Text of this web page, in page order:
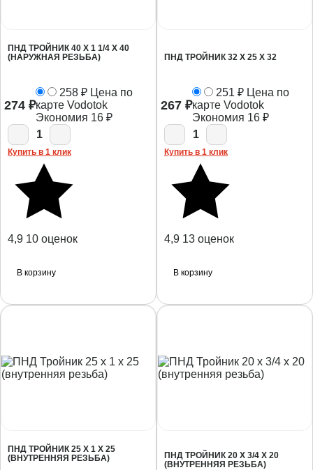
ПНД ТРОЙНИК 40 Х 1 1/4 Х 40
(НАРУЖНАЯ РЕЗЬБА)
274 ₽
258 ₽ Цена по
карте Vodotok
Экономия 16 ₽
1
Купить в 1 клик
4,9 10 оценок
В корзину
ПНД ТРОЙНИК 32 Х 25 Х 32
267 ₽
251 ₽ Цена по
карте Vodotok
Экономия 16 ₽
1
Купить в 1 клик
4,9 13 оценок
В корзину
ПНД ТРОЙНИК 25 Х 1 Х 25
(ВНУТРЕННЯЯ РЕЗЬБА)
ПНД ТРОЙНИК 20 Х 3/4 Х 20
(ВНУТРЕННЯЯ РЕЗЬБА)